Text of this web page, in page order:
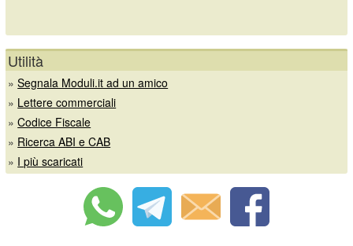
Utilità
»Segnala Moduli.it ad un amico
» Lettere commerciali
»Codice Fiscale
» Ricerca ABI e CAB
» I più scaricati